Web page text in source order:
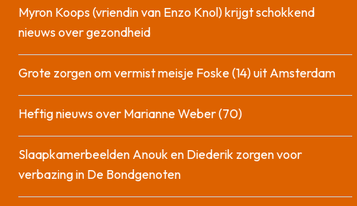
Myron Koops (vriendin van Enzo Knol) krijgt schokkend
nieuws over gezondheid
Grote zorgen om vermist meisje Foske (14) uit Amsterdam
Heftig nieuws over Marianne Weber (70)
Slaapkamerbeelden Anouk en Diederik zorgen voor
verbazing in De Bondgenoten